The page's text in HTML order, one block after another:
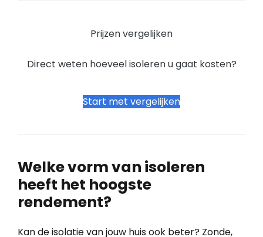
Prijzen vergelijken
Direct weten hoeveel isoleren u gaat kosten?
Start met vergelijken
Welke vorm van isoleren
heeft het hoogste
rendement?
Kan de isolatie van jouw huis ook beter? Zonde,